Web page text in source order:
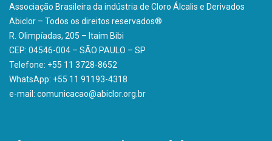
Associação Brasileira da indústria de Cloro Álcalis e Derivados
Abiclor – Todos os direitos reservados®
R. Olimpíadas, 205 – Itaim Bibi
CEP: 04546-004 – SÃO PAULO – SP
Telefone: +55 11 3728-8652
WhatsApp: +55 11 91193-4318
e-mail: comunicacao@abiclor.org.br